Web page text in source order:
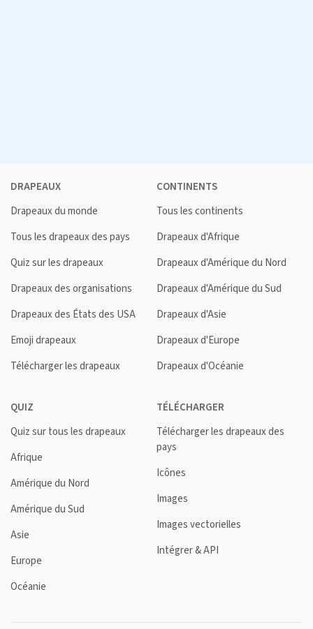
DRAPEAUX
Drapeaux du monde
Tous les drapeaux des pays
Quiz sur les drapeaux
Drapeaux des organisations
Drapeaux des États des USA
Emoji drapeaux
Télécharger les drapeaux
CONTINENTS
Tous les continents
Drapeaux d'Afrique
Drapeaux d'Amérique du Nord
Drapeaux d'Amérique du Sud
Drapeaux d'Asie
Drapeaux d'Europe
Drapeaux d'Océanie
QUIZ
Quiz sur tous les drapeaux
Afrique
Amérique du Nord
Amérique du Sud
Asie
Europe
Océanie
TÉLÉCHARGER
Télécharger les drapeaux des
pays
Icônes
Images
Images vectorielles
Intégrer & API